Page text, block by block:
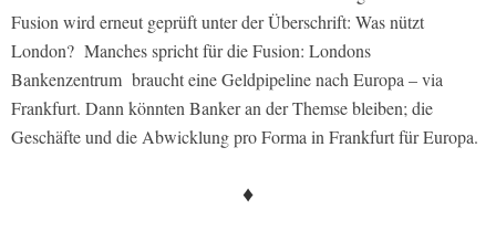
Fusion wird erneut geprüft unter der Überschrift: Was nützt
London? Manches spricht für die Fusion: Londons
Bankenzentrum braucht eine Geldpipeline nach Europa – via
Frankfurt. Dann könnten Banker an der Themse bleiben; die
Geschäfte und die Abwicklung pro Forma in Frankfurt für Europa.
♦